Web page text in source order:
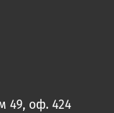
49, оф. 424